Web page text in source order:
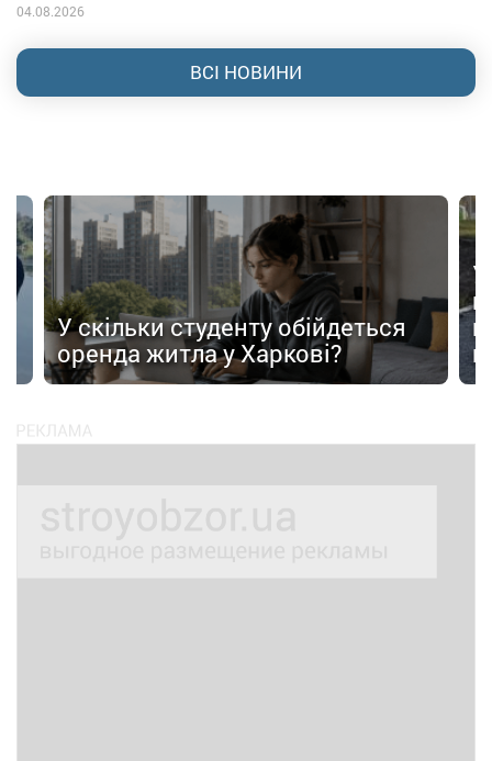
04.08.2026
ВСІ НОВИНИ
У скільки студенту обійдеться
оренда житла у Харкові?